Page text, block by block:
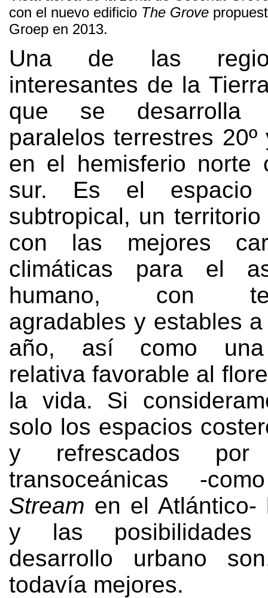
con el nuevo edificio The Grove
Groep en 2013.
Una de las
interesantes de la
que se desarrolla
paralelos terrestres 20º
en el hemisferio norte
sur. Es el espacio
subtropical, un
con las mejores
climáticas para el
humano, con
agradables y estables
año, así como una
relativa favorable al
la vida. Si
solo los espacios
y refrescados por
transoceánicas -
Stream en el Atlántico-
y las
desarrollo urbano son
todavía mejores.